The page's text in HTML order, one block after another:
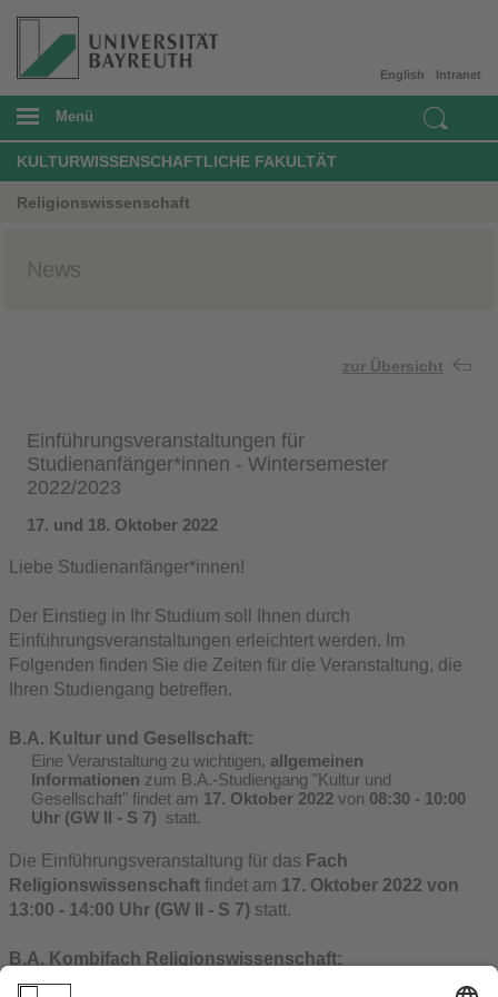
Intranet
English
Menü
KULTURWISSENSCHAFTLICHE FAKULTÄT
Religionswissenschaft
News
zur Übersicht
Einführungsveranstaltungen für
Studienanfänger*innen - Wintersemester
2022/2023
17. und 18. Oktober 2022
Liebe Studienanfänger*innen!
Der Einstieg in Ihr Studium soll Ihnen durch
Einführungsveranstaltungen erleichtert werden. Im
Folgenden finden Sie die Zeiten für die Veranstaltung, die
Ihren Studiengang betreffen.
B.A. Kultur und Gesellschaft:
Eine Veranstaltung zu wichtigen, allgemeinen
Informationen zum B.A.-Studiengang "Kultur und
Gesellschaft" findet am 17. Oktober 2022 von 08:30 - 10:00
Uhr (GW II - S 7) statt.
Die Einführungsveranstaltung für das Fach
Religionswissenschaft findet am 17. Oktober 2022 von
13:00 - 14:00 Uhr (GW II - S 7) statt.
B.A. Kombifach Religionswissenschaft:
Die Einführungsveranstaltung für das Kombifach findet am